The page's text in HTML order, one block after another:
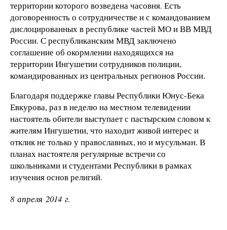
территории которого возведена часовня. Есть
договоренность о сотрудничестве и с командованием
дислоцированных в республике частей МО и ВВ МВД
России. С республиканским МВД заключено
соглашение об окормлении находящихся на
территории Ингушетии сотрудников полиции,
командированных из центральных регионов России.
Благодаря поддержке главы Республики Юнус-Бека
Евкурова, раз в неделю на местном телевидении
настоятель обители выступает с пастырским словом к
жителям Ингушетии, что находит живой интерес и
отклик не только у православных, но и мусульман. В
планах настоятеля регулярные встречи со
школьниками и студентами Республики в рамках
изучения основ религий.
8 апреля 2014 г.